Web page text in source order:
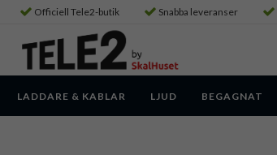
Officiell Tele2-butik Snabba leveranser
LADDARE & KABLAR LJUD BEGAGNAT